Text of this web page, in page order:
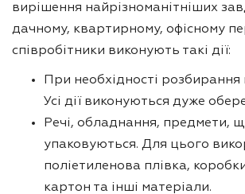
вирішення найрізноманітніших
дачному, квартирному, офісному
співробітники виконують такі дії:
При необхідності розбирання
Усі дії виконуються дуже
Речі, обладнання, предмети,
упаковуються. Для цього
поліетиленова плівка,
картон та інші матеріали.